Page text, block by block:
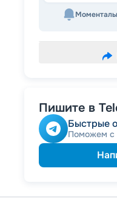
Пишите в
Быстрые
Поможем с